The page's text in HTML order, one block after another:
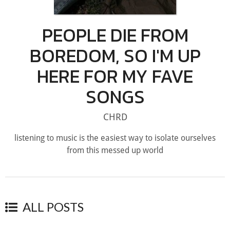
PEOPLE DIE FROM
BOREDOM, SO I'M UP
HERE FOR MY FAVE
SONGS
CHRD
listening to music is the easiest way to isolate ourselves
from this messed up world
ALL POSTS